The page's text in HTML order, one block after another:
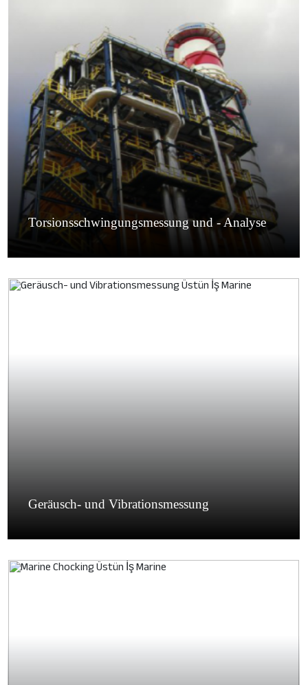
Torsionsschwingungsmessung und - Analyse
Geräusch- und Vibrationsmessung